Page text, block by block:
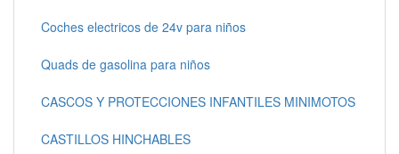
Coches electricos de 24v para niños
Quads de gasolina para niños
CASCOS Y PROTECCIONES INFANTILES MINIMOTOS
CASTILLOS HINCHABLES